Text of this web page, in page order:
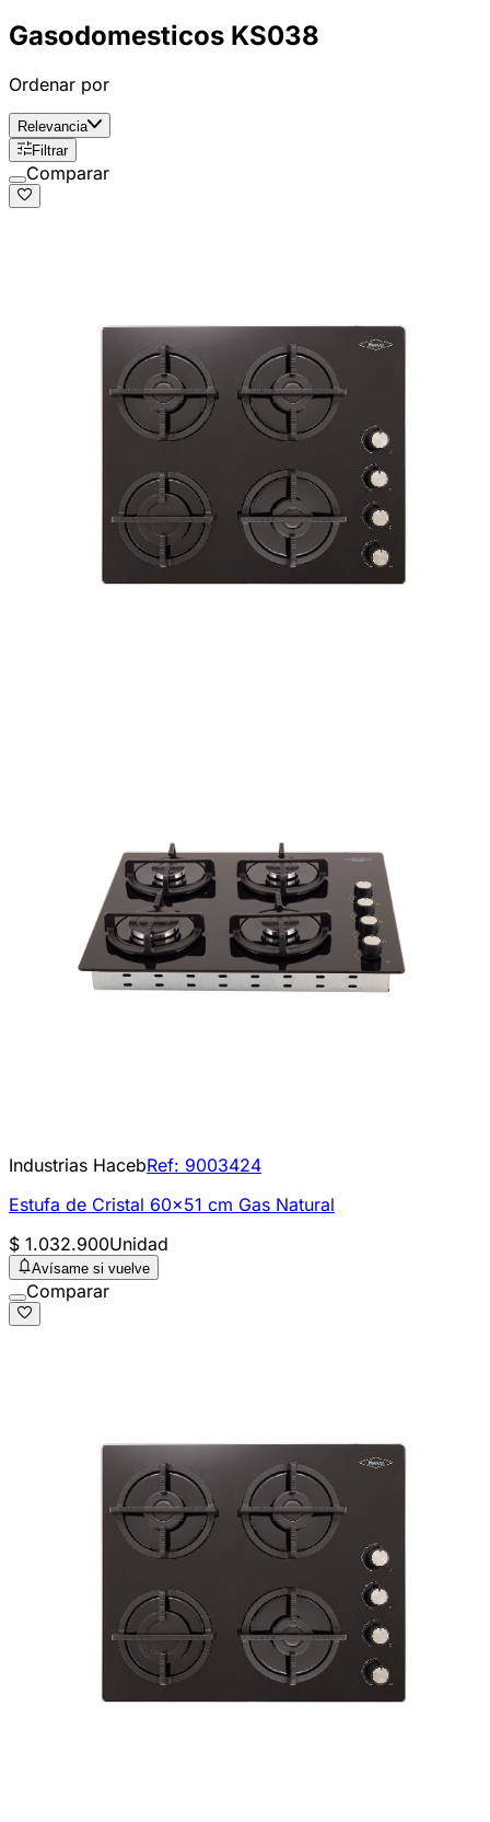
Gasodomesticos KS038
Ordenar por
Relevancia
Filtrar
Comparar
Industrias HacebRef: 9003424
Estufa de Cristal 60x51 cm Gas Natural
$ 1.032.900Unidad
Avísame si vuelve
Comparar